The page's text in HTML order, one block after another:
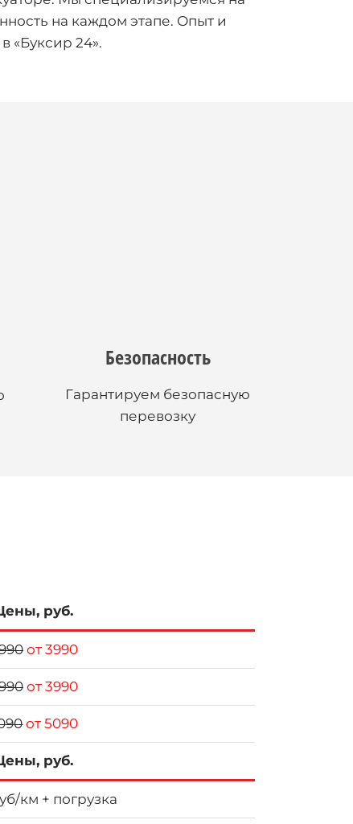
на каждом этапе. Опыт и
«Буксир 24».
Безопасность
Гарантируем безопасную
перевозку
руб.
от 3990
от 3990
от 5090
руб.
км + погрузка